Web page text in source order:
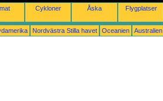
Cykloner Åska Flygplatser
Nordvästra Stilla havet Oceanien Australien